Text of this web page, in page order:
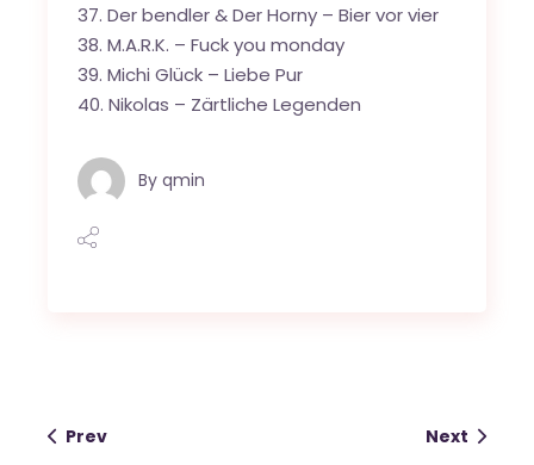
37. Der bendler & Der Horny – Bier vor vier
38. M.A.R.K. – Fuck you monday
39. Michi Glück – Liebe Pur
40. Nikolas – Zärtliche Legenden
By qmin
Prev Next